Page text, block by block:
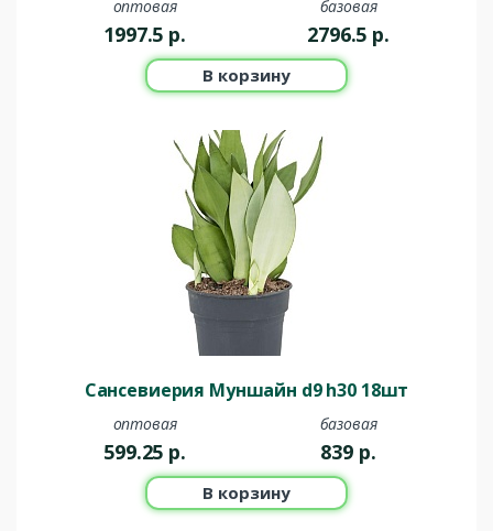
оптовая
1997.5 р.
базовая
2796.5 р.
В корзину
Сансевиерия Муншайн d9 h30 18шт
оптовая
599.25 р.
базовая
839 р.
В корзину